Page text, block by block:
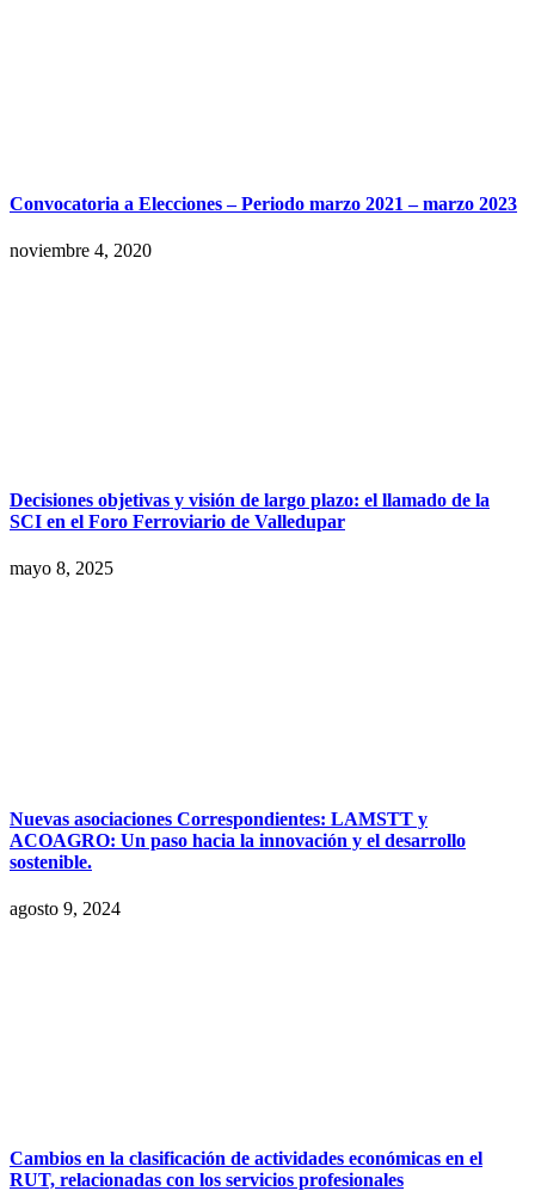
Convocatoria a Elecciones – Periodo marzo 2021 – marzo 2023
noviembre 4, 2020
Decisiones objetivas y visión de largo plazo: el llamado de la
SCI en el Foro Ferroviario de Valledupar
mayo 8, 2025
Nuevas asociaciones Correspondientes: LAMSTT y
ACOAGRO: Un paso hacia la innovación y el desarrollo
sostenible.
agosto 9, 2024
Cambios en la clasificación de actividades económicas en el
RUT, relacionadas con los servicios profesionales